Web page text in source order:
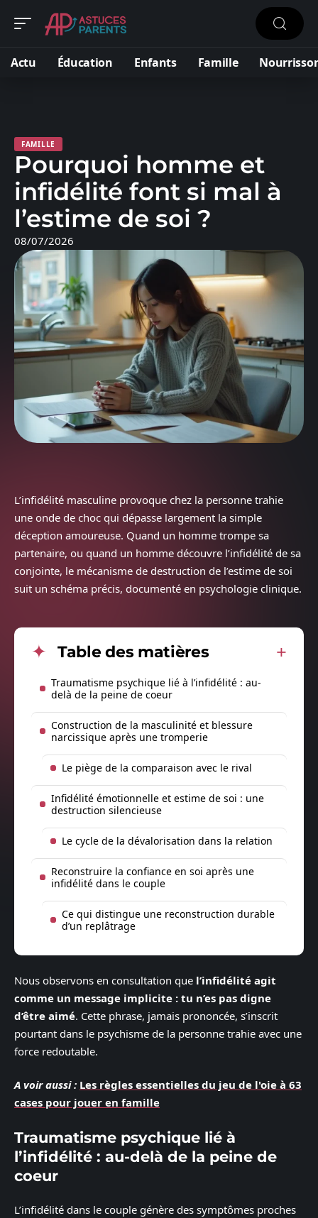
Actu Éducation Enfants Famille
FAMILLE
Pourquoi homme et
infidélité font si mal à
l’estime de soi ?
08/07/2026
L’infidélité masculine provoque chez la personne trahie
une onde de choc qui dépasse largement la simple
déception amoureuse. Quand un homme trompe sa
partenaire, ou quand un homme découvre l’infidélité de sa
conjointe, le mécanisme de destruction de l’estime de soi
suit un schéma précis, documenté en psychologie clinique.
Table des matières
Traumatisme psychique lié à l’infidélité : au-
delà de la peine de coeur
Construction de la masculinité et blessure
narcissique après une tromperie
Le piège de la comparaison avec le rival
Infidélité émotionnelle et estime de soi : une
destruction silencieuse
Le cycle de la dévalorisation dans la relation
Reconstruire la confiance en soi après une
infidélité dans le couple
Ce qui distingue une reconstruction durable
d’un replâtrage
Nous observons en consultation que l’infidélité agit
comme un message implicite : tu n’es pas digne
d’être aimé. Cette phrase, jamais prononcée, s’inscrit
pourtant dans le psychisme de la personne trahie avec une
force redoutable.
A voir aussi : Les règles essentielles du jeu de l'oie à 63
cases pour jouer en famille
Traumatisme psychique lié à
l’infidélité : au-delà de la peine de
coeur
L’infidélité dans le couple génère des symptômes proches